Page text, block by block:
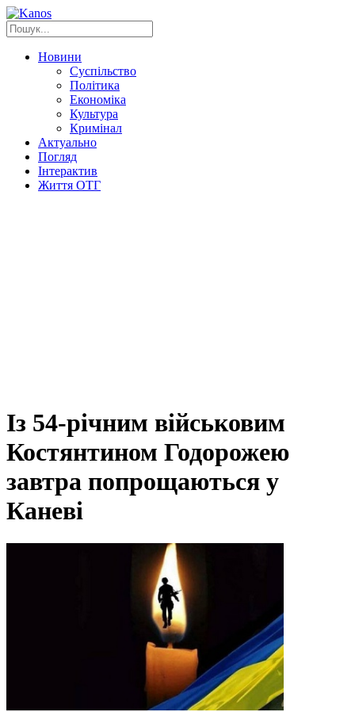
Новини
Суспільство
Політика
Економіка
Культура
Кримінал
Актуально
Погляд
Інтерактив
Життя ОТГ
Із 54-річним військовим
Костянтином Годорожею
завтра попрощаються у
Каневі